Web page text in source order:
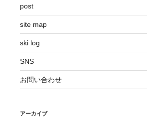
post
site map
ski log
SNS
お問い合わせ
アーカイブ